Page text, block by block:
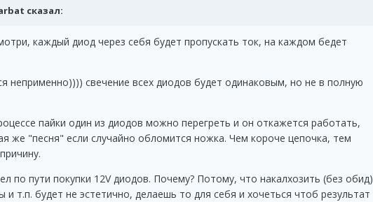
сказал:
каждый диод через себя будет пропускать ток, на каждом бедет
неприменно)))) свечение всех диодов будет одинаковым, но не в полную
пайки один из диодов можно перегреть и он откажется работать,
же "песня" если случайно обломится ножка. Чем короче цепочка, тем
по пути покупки 12V диодов. Почему? Потому, что накалхозить (без обид)
и т.п. будет не эстетично, делаешь то для себя и хочеться чтоб результат